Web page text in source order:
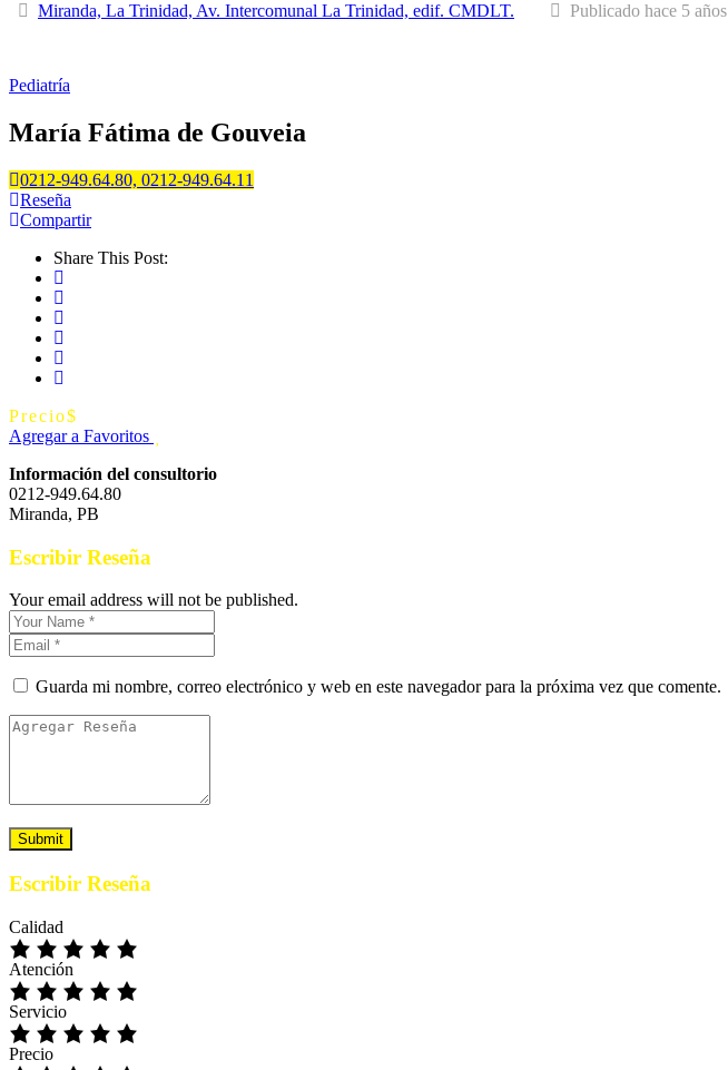
Miranda, La Trinidad, Av. Intercomunal La Trinidad, edif. CMDLT. Publicado hace 5 años
Pediatría
María Fátima de Gouveia
0212-949.64.80, 0212-949.64.11
Reseña
Compartir
Share This Post:
Precio$
Agregar a Favoritos
Información del consultorio
0212-949.64.80
Miranda, PB
Escribir Reseña
Your email address will not be published.
Guarda mi nombre, correo electrónico y web en este navegador para la próxima vez que comente.
Escribir Reseña
Calidad
Atención
Servicio
Precio